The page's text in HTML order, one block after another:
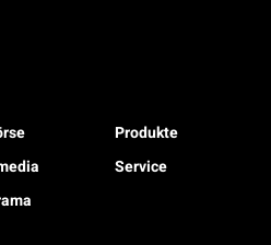
Produkte
Service